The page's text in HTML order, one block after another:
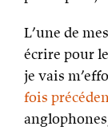
L’une de
écrire pour
je vais
fois